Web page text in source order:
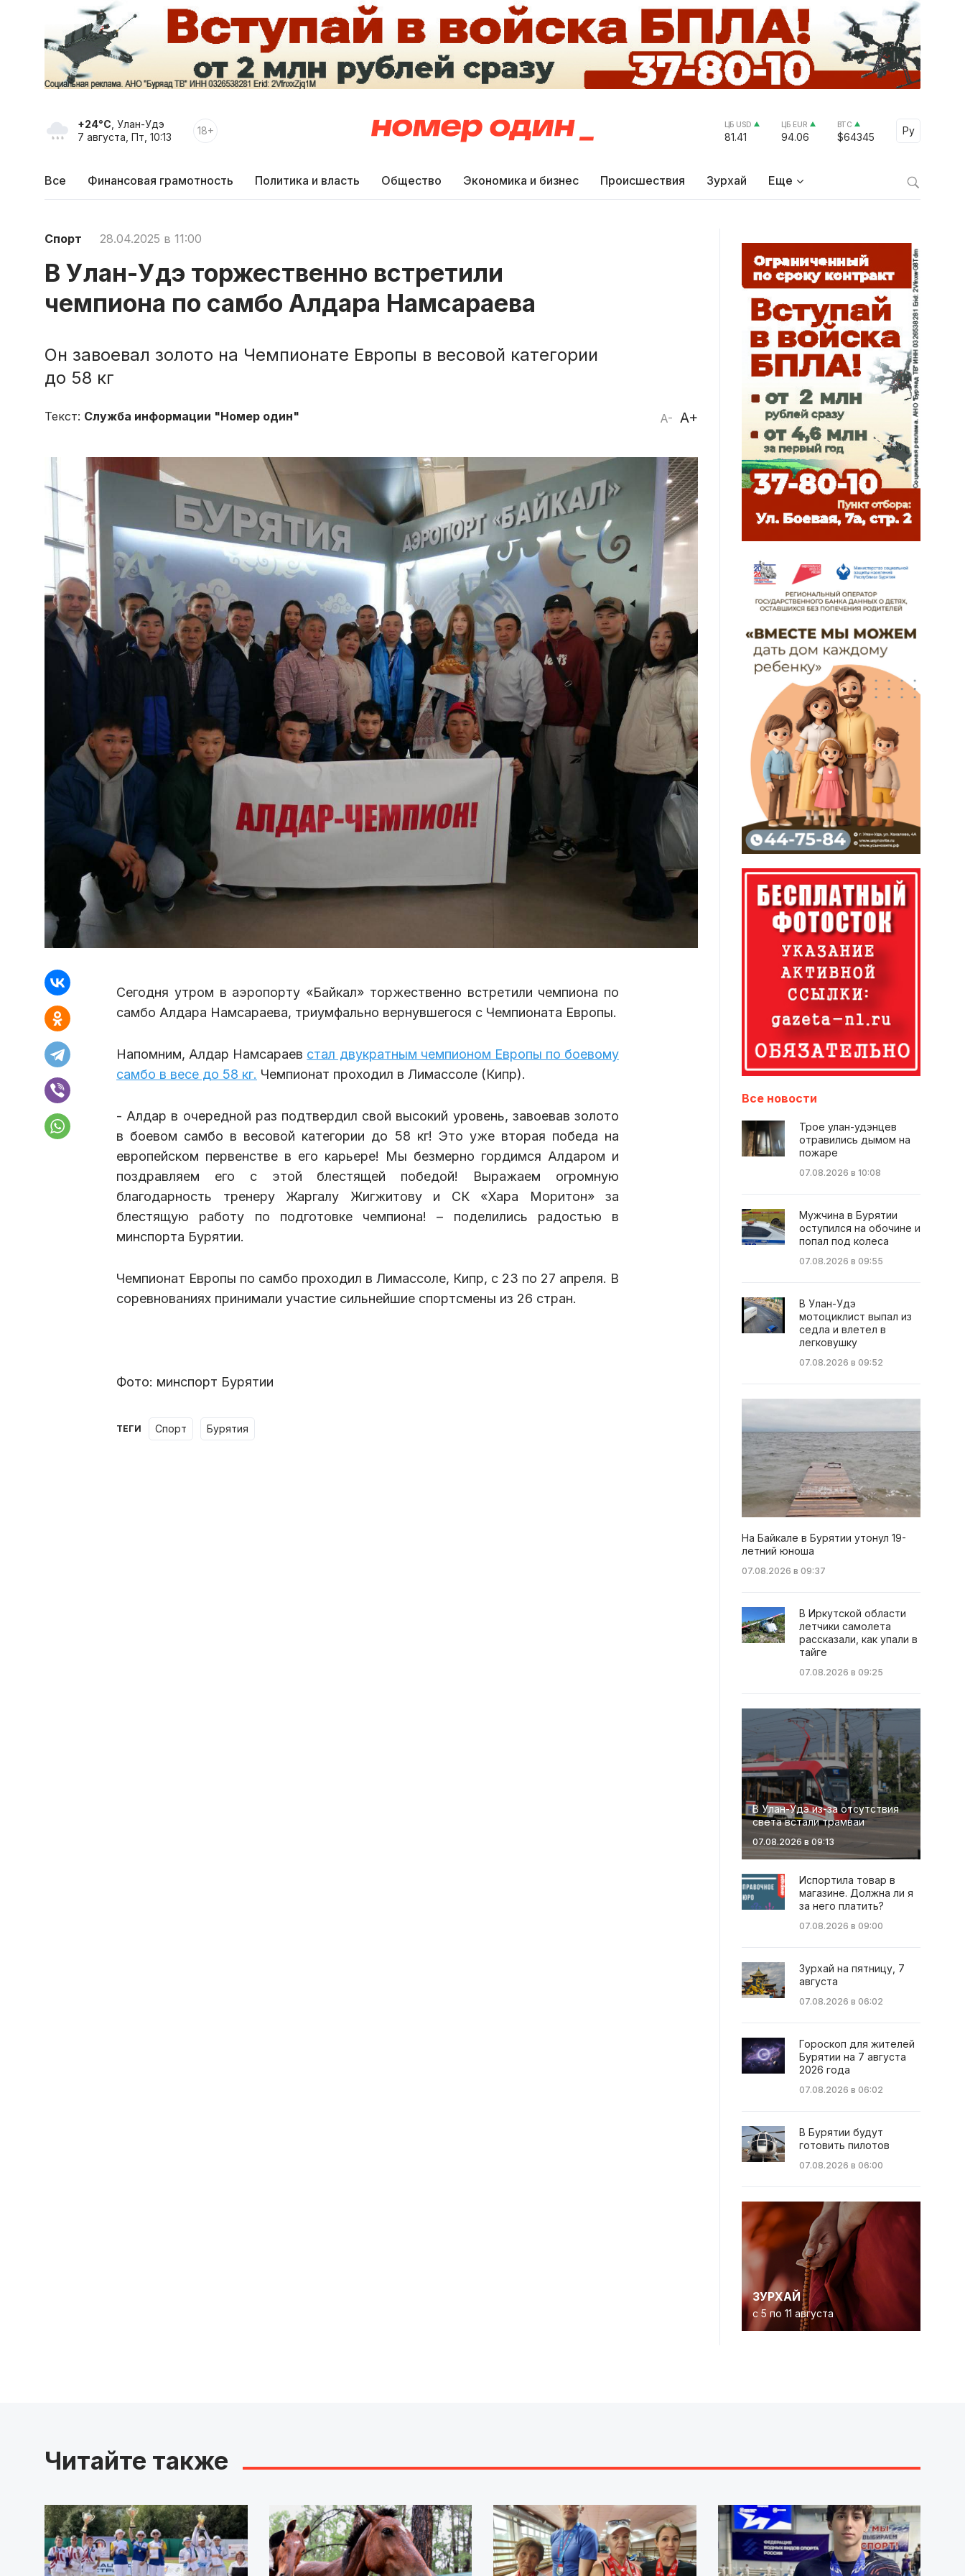
+24°C , Улан-Удэ
7 августа, Пт, 10:13
18+ ЦБ USD
81.41
ЦБ EUR
94.06
BTC
$64345
Ру
Все Финансовая грамотность Политика и власть Общество Экономика и бизнес Происшествия Зурхай Еще
Спорт 28.04.2025 в 11:00
В Улан-Удэ торжественно встретили
чемпиона по самбо Алдара Намсараева
Он завоевал золото на Чемпионате Европы в весовой категории
до 58 кг
A- A+
Текст: Служба информации "Номер один"
Сегодня утром в аэропорту «Байкал» торжественно встретили чемпиона по
самбо Алдара Намсараева, триумфально вернувшегося с Чемпионата Европы.
Напомним, Алдар Намсараев стал двукратным чемпионом Европы по боевому
самбо в весе до 58 кг. Чемпионат проходил в Лимассоле (Кипр).
- Алдар в очередной раз подтвердил свой высокий уровень, завоевав золото
в боевом самбо в весовой категории до 58 кг! Это уже вторая победа на
европейском первенстве в его карьере! Мы безмерно гордимся Алдаром и
поздравляем его с этой блестящей победой! Выражаем огромную
благодарность тренеру Жаргалу Жигжитову и СК «Хара Моритон» за
блестящую работу по подготовке чемпиона! – поделились радостью в
минспорта Бурятии.
Чемпионат Европы по самбо проходил в Лимассоле, Кипр, с 23 по 27 апреля. В
соревнованиях принимали участие сильнейшие спортсмены из 26 стран.
Фото: минспорт Бурятии
ТЕГИ спорт Бурятия
Все новости
Трое улан-удэнцев
отравились дымом на
пожаре
07.08.2026 в 10:08
Мужчина в Бурятии
оступился на обочине и
попал под колеса
07.08.2026 в 09:55
В Улан-Удэ
мотоциклист выпал из
седла и влетел в
легковушку
07.08.2026 в 09:52
На Байкале в Бурятии утонул 19-
летний юноша
07.08.2026 в 09:37
В Иркутской области
летчики самолета
рассказали, как упали в
тайге
07.08.2026 в 09:25
В Улан-Удэ из-за отсутствия
света встали трамваи
07.08.2026 в 09:13
Испортила товар в
магазине. Должна ли я
за него платить?
07.08.2026 в 09:00
Зурхай на пятницу, 7
августа
07.08.2026 в 06:02
Гороскоп для жителей
Бурятии на 7 августа
2026 года
07.08.2026 в 06:02
В Бурятии будут
готовить пилотов
07.08.2026 в 06:00
ЗУРХАЙ
с 5 по 11 августа
Читайте также